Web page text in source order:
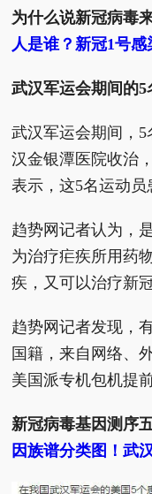
为什么说新冠病毒
人是谁？新冠1号
武汉军运会期间的
武汉军运会期间，
汉金银潭医院收治
表示，这5名运动员
趋势网记者认为，
为治疗疟疾所用药
疾，又可以治疗新
趋势网记者发现，
国籍，来自网络、
美国派专机包机提
新冠病毒基因测序
因族谱分类图！武